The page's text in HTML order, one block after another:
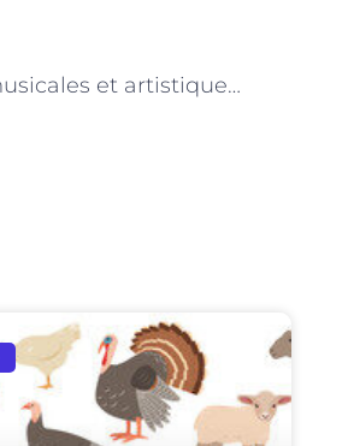
Les activités musicales et artistiques stimulantes proposées par les intervenants à domicile à Paris